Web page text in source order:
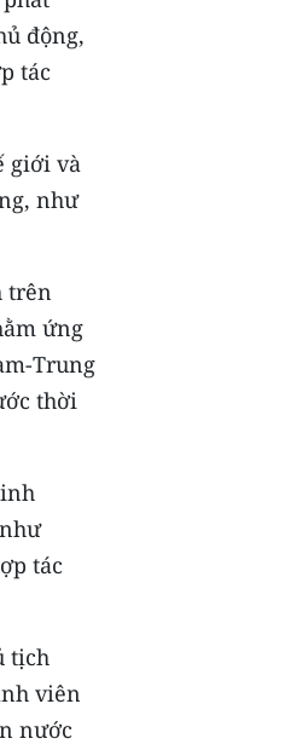
động,
tác
giới và
như
trên
ứng
Trung
thời
tác
tịch
viên
nước